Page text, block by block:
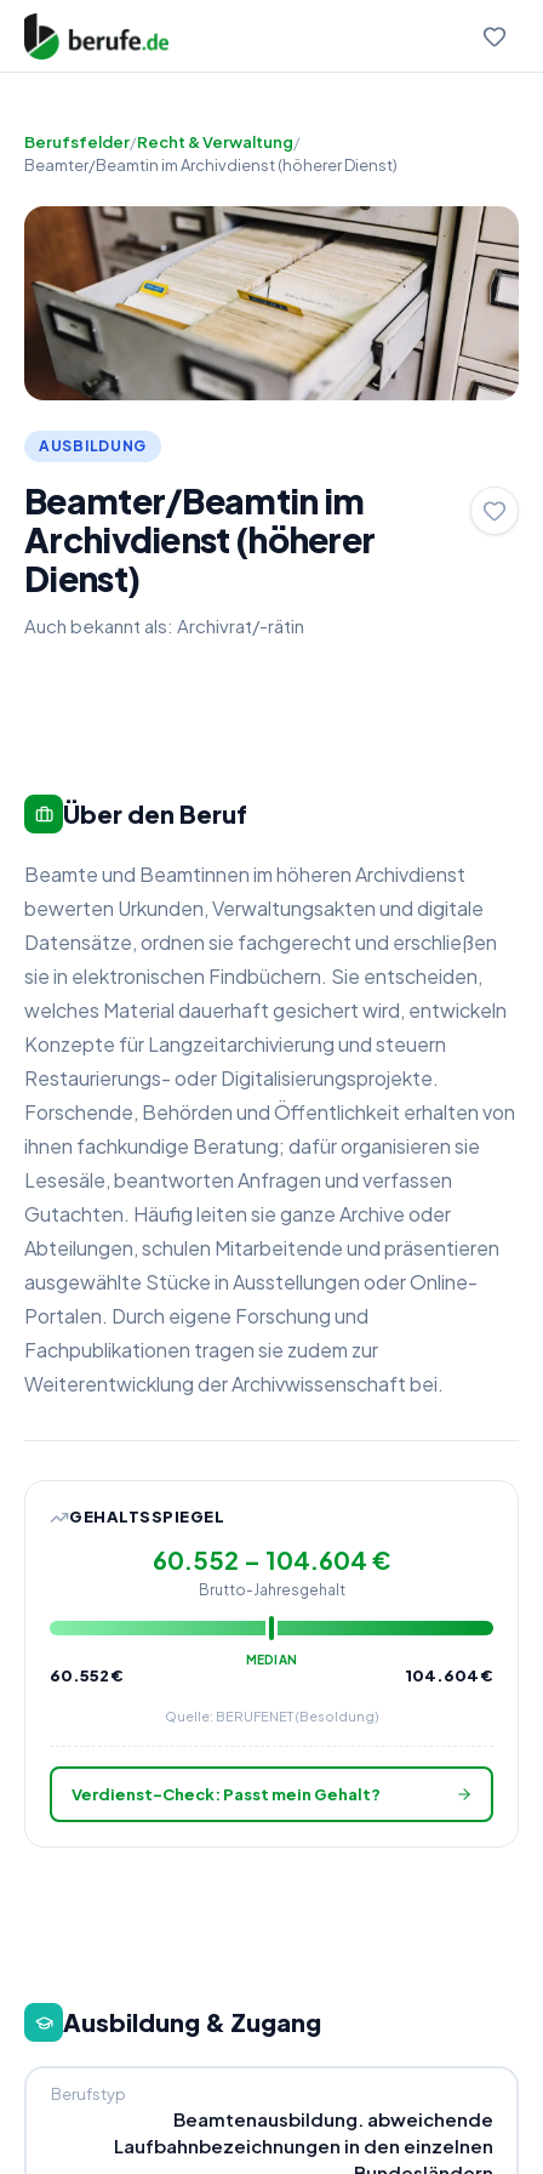
Berufsfelder/Recht & Verwaltung/
Beamter/Beamtin im Archivdienst (höherer Dienst)
AUSBILDUNG
Beamter/Beamtin im
Archivdienst (höherer
Dienst)
Auch bekannt als: Archivrat/-rätin
Über den Beruf
Beamte und Beamtinnen im höheren Archivdienst
bewerten Urkunden, Verwaltungsakten und digitale
Datensätze, ordnen sie fachgerecht und erschließen
sie in elektronischen Findbüchern. Sie entscheiden,
welches Material dauerhaft gesichert wird, entwickeln
Konzepte für Langzeitarchivierung und steuern
Restaurierungs- oder Digitalisierungsprojekte.
Forschende, Behörden und Öffentlichkeit erhalten von
ihnen fachkundige Beratung; dafür organisieren sie
Lesesäle, beantworten Anfragen und verfassen
Gutachten. Häufig leiten sie ganze Archive oder
Abteilungen, schulen Mitarbeitende und präsentieren
ausgewählte Stücke in Ausstellungen oder Online-
Portalen. Durch eigene Forschung und
Fachpublikationen tragen sie zudem zur
Weiterentwicklung der Archivwissenschaft bei.
GEHALTSSPIEGEL
60.552 – 104.604 €
Brutto-Jahresgehalt
MEDIAN
60.552€ 104.604€
Quelle: BERUFENET (Besoldung)
Verdienst-Check: Passt mein Gehalt?
Ausbildung & Zugang
Berufstyp
Beamtenausbildung. abweichende
Laufbahnbezeichnungen in den einzelnen